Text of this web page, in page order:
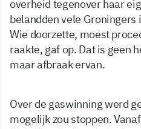
overheid tegenover haar
belandden vele Groningers
Wie doorzette, moest
raakte, gaf op. Dat is geen
maar afbraak ervan.
Over de gaswinning werd
mogelijk zou stoppen.